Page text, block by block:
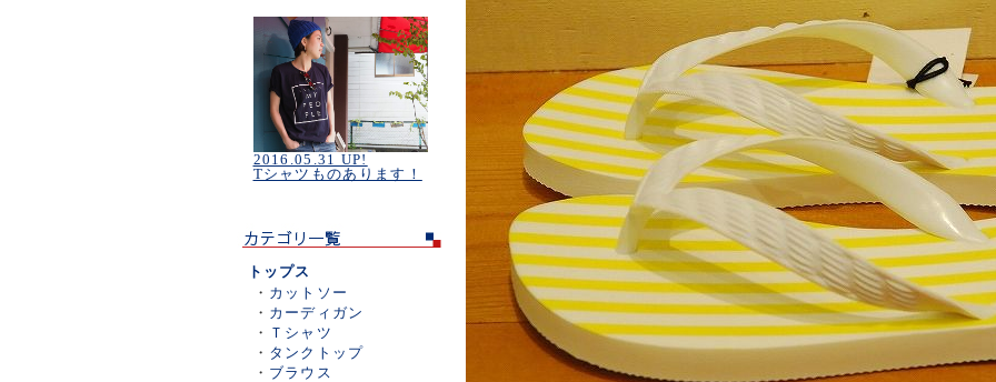
2016.05.31 UP!
Tシャツものあります！
トップス
・ カットソー
・ カーディガン
・ Ｔシャツ
・ タンクトップ
・ ブラウス